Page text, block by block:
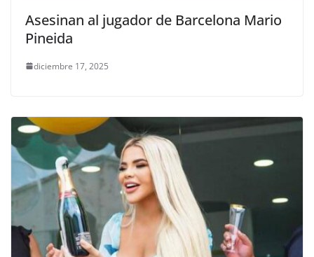
Asesinan al jugador de Barcelona Mario
Pineida
diciembre 17, 2025